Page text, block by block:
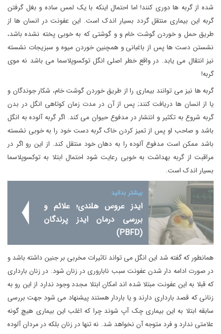
شده از گربه ها دوری کنند! اما احتمال اینکه با یک لمس ساده و بغل گرفتن
گربه این بیماری منتقل گردد بسیار اندک است. این عفونت در انسان ها از
طریق حمل و خوردن گوشت خام و و گوشتی که به خوبی پخته نشده باشد،
نشستن دست ها پس از باغبانی و همچنین خوردن میوه و سبزیجات نشسته
نیز انتقال می یابد. در واقع خطر اصلی انگل توکسوپلاسما می باشد نه موی
گربه!
گربه ها نیز می توانند بیماری را از طریق خوردن گوشت خام، شکار جوندگان و
یا از انسان ها دریافت کنند; پس از آن در مدت زمان کوتاهی انگل در بدن
گربه شروع به تکثیر و انتشار در مدفوع حیوان می کند. اگر گربه آلوده به انگل
باشد و صاحب او پس از تمیز کردن خاک گربه دست خود را به خوبی نشسته
باشد ممکن است مدفوع آلوده را به دهان خود منتقل کند. از این رو اگر در
مراقبت از گربه بهداشت به خوبی رعایت شود احتمال ابتلا به توکسوپلاسما
بسیار اندک است.
بیشتر بدانید
ایدز عروس هلندی؛ علائم و
بررسی درمان ایدز پرندگان
(PBFD)
همانطور که گفته شد این انگل می تواند تاثیرات مخربی بر جنین داشته باشد و
در صورت ادامه دار شدن عفونت سبب ناباروری در زنان شود. در زنان بارداری
که قبلا به این عفونت مبتلا شده اند امکان ابتلا مجدد وجود ندارد از این رو به
زنانی که قصد بارداری دارند و یا باردار هستند پیشنهاد می شود جهت بررسی
سابقه ابتلا به این بیماری چک آپ شوند چرا که اغلب این بیماری هیچ گونه
علامتی ندارد و فرد متوجه آن نخواهد شد. نه تنها در زنان بلکه در مردان آلوده